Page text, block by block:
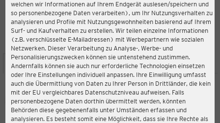
welchen wir Informationen auf Ihrem Endgerät auslesen/speichern und
so personenbezogene Daten verarbeiten), um Ihr Nutzungsverhalten zu
analysieren und Profile mit Nutzungsgewohnheiten basierend auf Ihrem
Surf- und Kaufverhalten zu erstellen. Wir teilen einzelne Informationen
(z.B. verschlüsselte E-Mailadressen) mit Werbepartnern wie sozialen
Netzwerken. Dieser Verarbeitung zu Analyse-, Werbe- und
Personalisierungszwecken können sie untenstehend zustimmen.
Andernfalls können sie auch nur erforderliche Technologien einsetzen
oder Ihre Einstellungen individuell anpassen. Ihre Einwilligung umfasst
auch die Übermittlung von Daten zu Ihrer Person in Drittländer, die kein
mit der EU vergleichbares Datenschutzniveau aufweisen. Falls
personenbezogene Daten dorthin übermittelt werden, könnten
Behörden diese gegebenenfalls unter Umständen erfassen und
analysieren. Es besteht somit eine Möglichkeit, dass sie Ihre Rechte als
Flurweg 11
32457 Porta Westfalica
4,2
Bewertung:
STANDORT SERVICES SORTIMENT AKTIONEN
Ernsting's family
Flurweg 11, 32457 Porta Westfalica